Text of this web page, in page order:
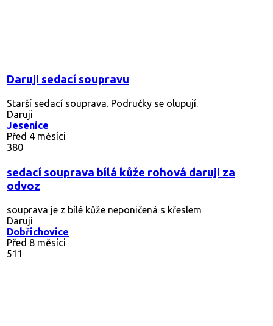
Daruji sedací soupravu
Starší sedací souprava. Područky se olupují.
Daruji
Jesenice
Před 4 měsíci
380
sedací souprava bílá kůže rohová daruji za
odvoz
souprava je z bílé kůže neponičená s křeslem
Daruji
Dobřichovice
Před 8 měsíci
511